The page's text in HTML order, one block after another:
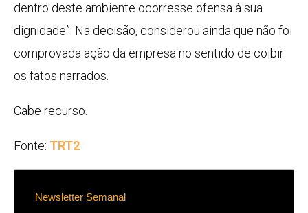
dentro deste ambiente ocorresse ofensa à sua
dignidade”. Na decisão, considerou ainda que não foi
comprovada ação da empresa no sentido de coibir
os fatos narrados.
Cabe recurso.
Fonte: TRT2
Newsletter Semanal